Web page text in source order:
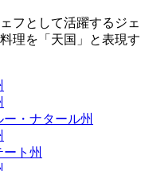
フとして活躍するジ
理を「天国」と表現
・ナタール州
ト州